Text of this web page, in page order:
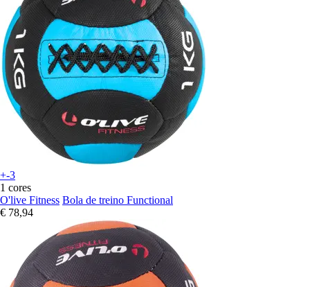
+-3
1 cores
O'live Fitness Bola de treino Functional
€ 78,94